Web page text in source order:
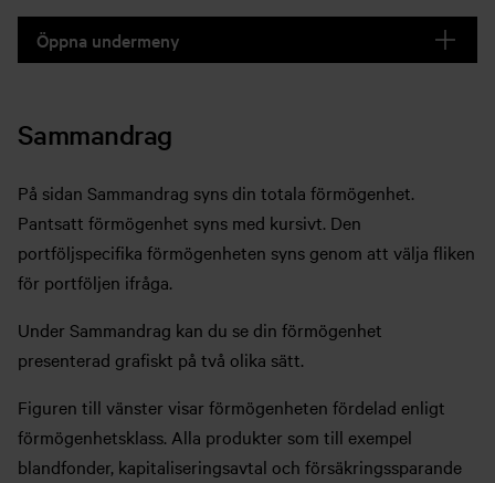
Öppna undermeny
Sammandrag
På sidan Sammandrag syns din totala förmögenhet.
Pantsatt förmögenhet syns med kursivt. Den
portföljspecifika förmögenheten syns genom att välja fliken
för portföljen ifråga.
Under Sammandrag kan du se din förmögenhet
presenterad grafiskt på två olika sätt.
Figuren till vänster visar förmögenheten fördelad enligt
förmögenhetsklass. Alla produkter som till exempel
blandfonder, kapitaliseringsavtal och försäkringssparande